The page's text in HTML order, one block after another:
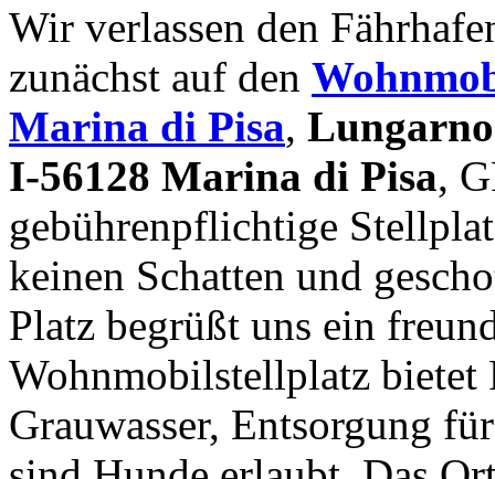
Wir verlassen den
zunächst auf den
Marina di Pisa,
I-56128 Marina di Pisa,
gebührenpflichtige
keinen Schatten und
Platz begrüßt uns ein
Wohnmobilstellplatz bietet
Grauwasser, Entsorgung